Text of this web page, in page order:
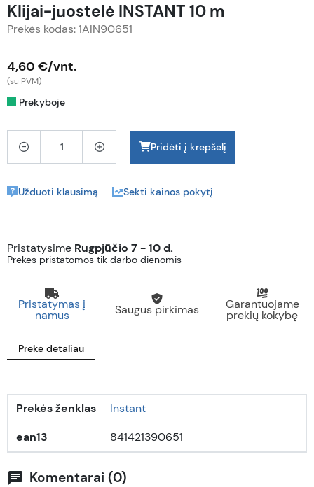
Klijai-juostelė INSTANT 10 m
Prekės kodas: 1AIN90651
4,60 €/vnt.
(su PVM)
Prekyboje
Pridėti į krepšelį
Užduoti klausimą Sekti kainos pokytį
Pristatysime Rugpjūčio 7 - 10 d.
Prekės pristatomos tik darbo dienomis
Pristatymas į
namus Saugus pirkimas Garantuojame
prekių kokybę
Prekė detaliau
Prekės ženklas
Instant
ean13
841421390651
chat Komentarai (0)